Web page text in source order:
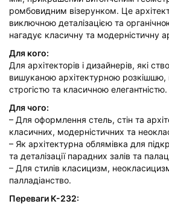
ромбовидним візерунком. Це
виключною деталізацією та
нагадує класичну та модерністичну
Для кого:
Для архітекторів і дизайнерів, які
вишуканою архітектурною
строгістю та класичною елегантністю.
Для чого:
– Для оформлення стель, стін та
класичних, модерністичних та
– Як архітектурна облямівка для
та деталізації парадних залів та
– Для стилів класицизм,
палладіанство.
Переваги К-232: